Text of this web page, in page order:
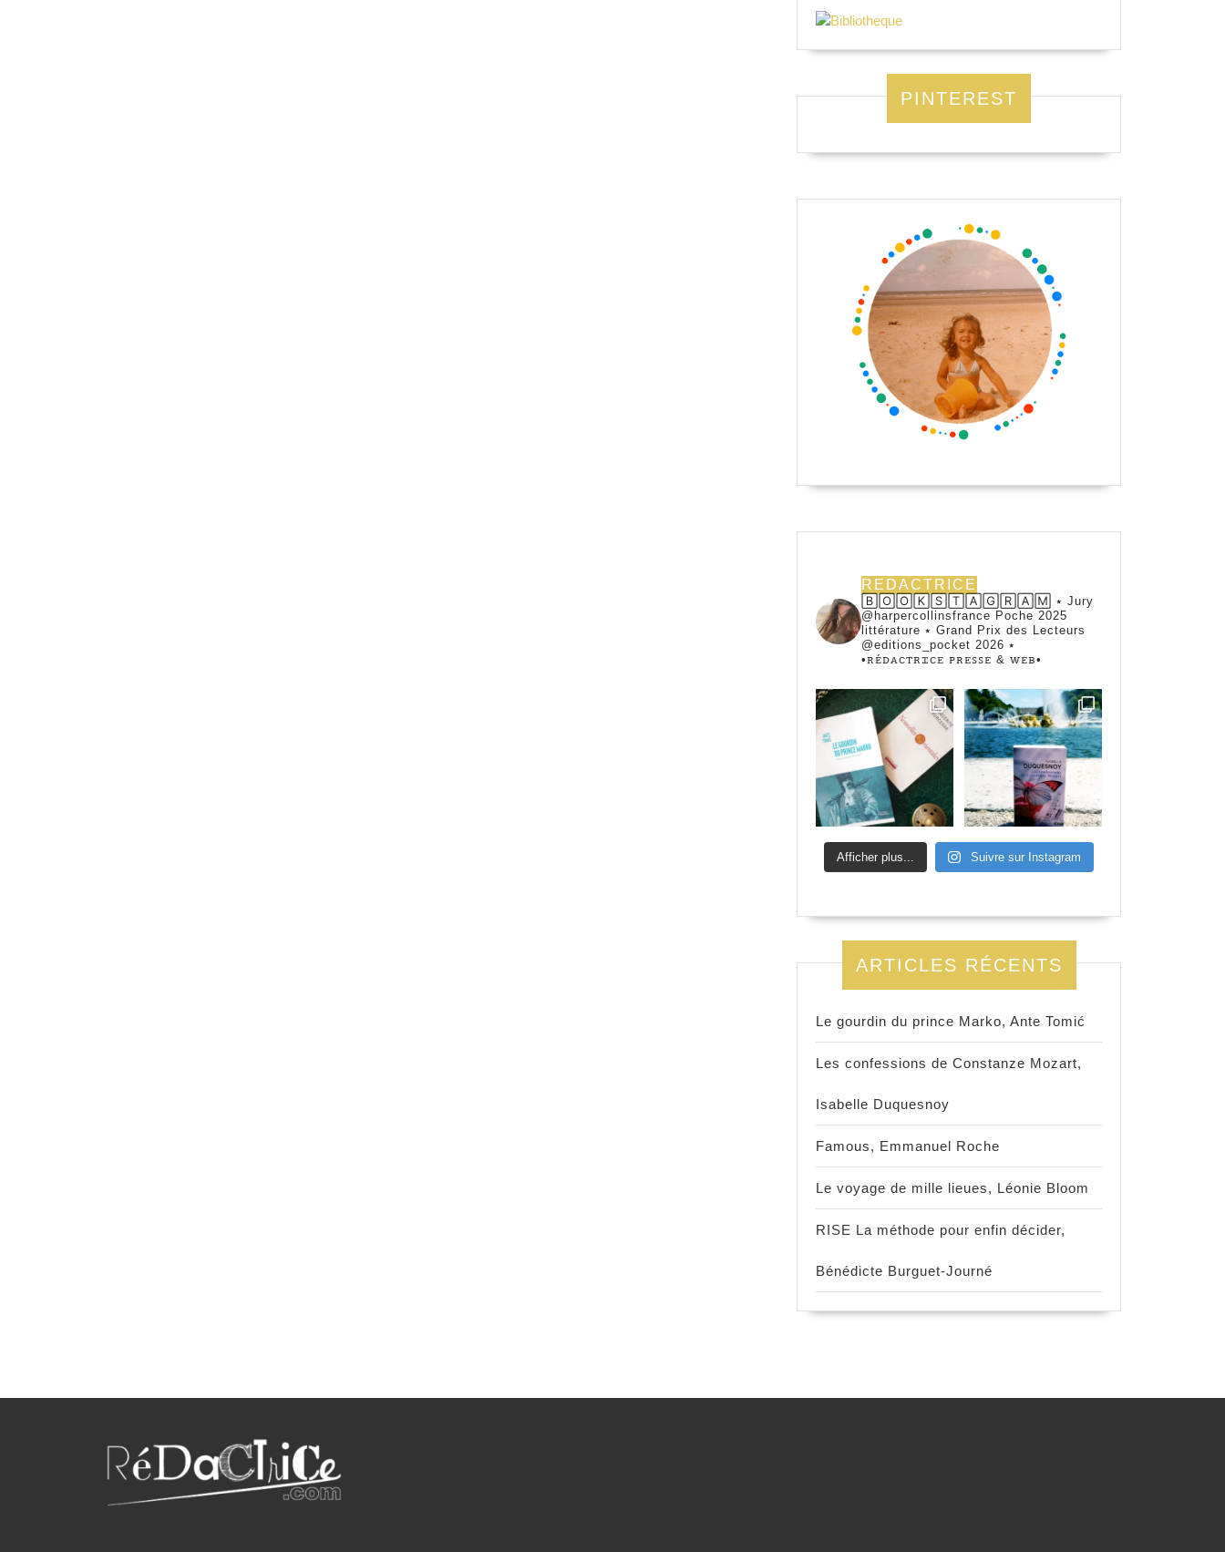
PINTEREST
REDACTRICE
🄱🄾🄾🄺🅂🅃🄰🄶🅁🄰🄼 ⭑ Jury
@harpercollinsfrance Poche 2025
littérature ⭑ Grand Prix des Lecteurs
@editions_pocket 2026 ⭑
•ꭱꭼ́ꭰꭺꮯꭲꭱꮖꮯꭼ ꮲꭱꭼꮪꮪꭼ & ꮃꭼᏼ•
Afficher plus... Suivre sur Instagram
ARTICLES RÉCENTS
Le gourdin du prince Marko, Ante Tomić
Les confessions de Constanze Mozart,
Isabelle Duquesnoy
Famous, Emmanuel Roche
Le voyage de mille lieues, Léonie Bloom
RISE La méthode pour enfin décider,
Bénédicte Burguet-Journé